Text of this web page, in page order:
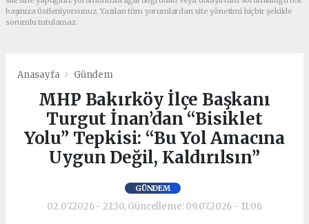
başınıza üstleniyorsunuz. Yazılan tüm yorumlardan site yönetimi hiçbir şekilde
sorumlu tutulamaz.
Anasayfa Gündem
MHP Bakırköy İlçe Başkanı
Turgut İnan’dan “Bisiklet
Yolu” Tepkisi: “Bu Yol Amacına
Uygun Değil, Kaldırılsın”
GÜNDEM
02.07.2026 - 21:30, Güncelleme: 09.07.2026 - 11:06